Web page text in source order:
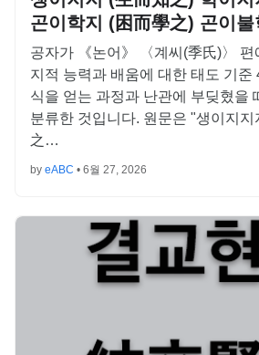
곤이학지 (困而學之) 곤이
공자가 《논어》 〈계씨(季氏)〉 편
지적 능력과 배움에 대한 태도 기준
식을 얻는 과정과 난관에 부딪혔을
분류한 것입니다. 원문은 "생이지지
之…
by eABC • 6월 27, 2026